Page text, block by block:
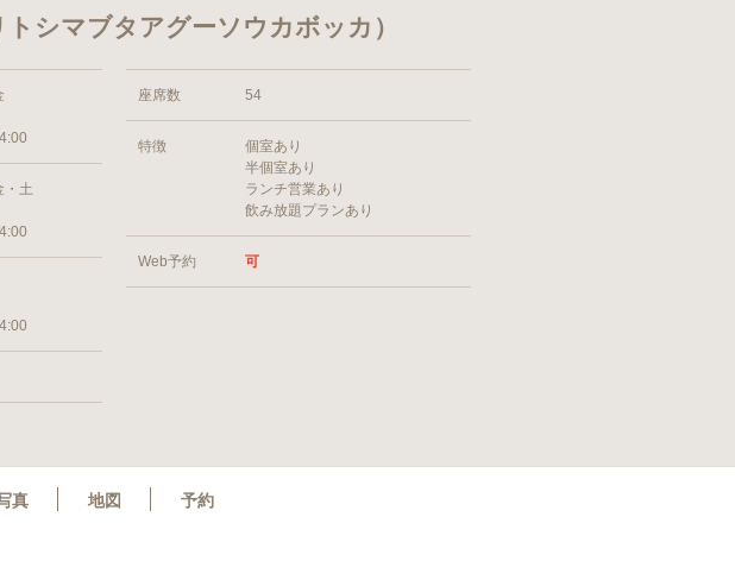
シマブタアグーソウカボッカ）
・土
座席数 54
特徴
個室あり
半個室あり
ランチ営業あり
飲み放題プランあり
Web予約 可
真 地図 予約